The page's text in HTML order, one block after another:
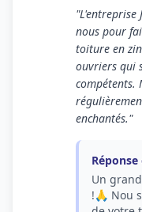
"L'entreprise
nous pour
toiture en
ouvriers qui
compétents.
enchantés."
Un
!🙏 Nou